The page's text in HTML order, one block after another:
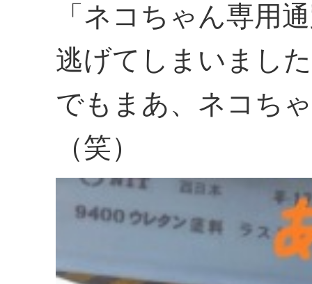
「ネコちゃん専用
逃げてしまいまし
でもまあ、ネコち
（笑）